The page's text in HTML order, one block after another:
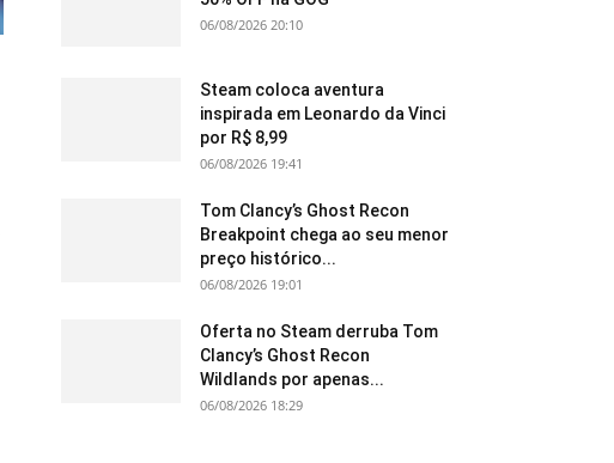
06/08/2026 20:10
Steam coloca aventura
inspirada em Leonardo da Vinci
por R$ 8,99
06/08/2026 19:41
Tom Clancy’s Ghost Recon
Breakpoint chega ao seu menor
preço histórico...
06/08/2026 19:01
Oferta no Steam derruba Tom
Clancy’s Ghost Recon
Wildlands por apenas...
06/08/2026 18:29